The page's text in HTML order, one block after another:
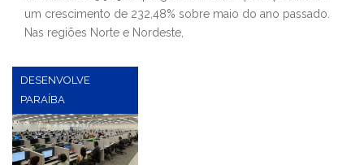
um crescimento de 232,48% sobre maio do ano passado.
Nas regiões Norte e Nordeste,
DESENVOLVE
PARAÍBA